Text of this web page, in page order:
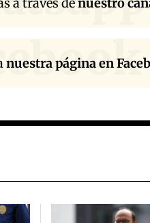
nuestra página en